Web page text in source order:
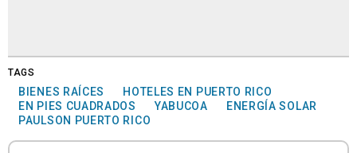
TAGS
BIENES RAÍCES
HOTELES EN PUERTO RICO
EN PIES CUADRADOS
YABUCOA
ENERGÍA SOLAR
PAULSON PUERTO RICO